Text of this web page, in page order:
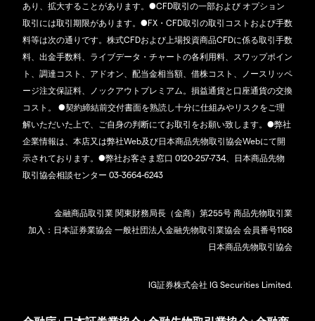
あり、拡大することがあります。●CFD取引の一部および オプション
取引には取引期限があります。●FX・CFD取引の取引コストおよび手数
料等は次の通りです。株式CFDおよび上場投資商品CFDに係る取引手数
料、出金手数料、ライブデータ・チャートの各利用料、スワップポイン
ト、調達コスト、アドオン、配当金相当額、借株コスト、ノースリッペ
ージ注文保証料、ノックアウトプレミアム。損益通貨と口座通貨の交換
コスト。 ●契約締結前交付書面を熟読し十分に仕組みやリスクをご理
解いただいた上で、ご自身の判断にてお取引をお願い致します。●弊社
企業情報は、本店又は弊社Web及び日本商品先物取引協会Webにて開
示されております。●弊社お客さま窓口 0120-257-734、日本商品先物
取引協会相談センター 03-3664-6243
金融商品取引業 関東財務局長（金商）第255号 商品先物取引業
加入：日本証券業協会 一般社団法人金融先物取引業協会 会員番号1168
日本商品先物取引協会
IG証券株式会社 IG Securities Limited.